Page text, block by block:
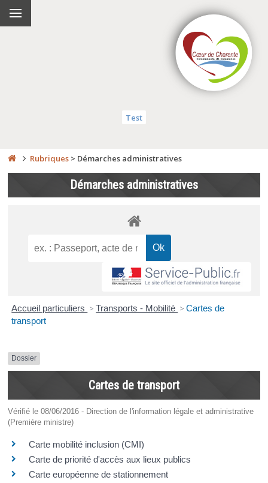
Test
Rubriques > Démarches administratives
Démarches administratives
Accueil particuliers > Transports - Mobilité > Cartes de
transport
Dossier
Cartes de transport
Vérifié le 08/06/2016 - Direction de l'information légale et administrative
(Première ministre)
Carte mobilité inclusion (CMI)
Carte de priorité d'accès aux lieux publics
Carte européenne de stationnement